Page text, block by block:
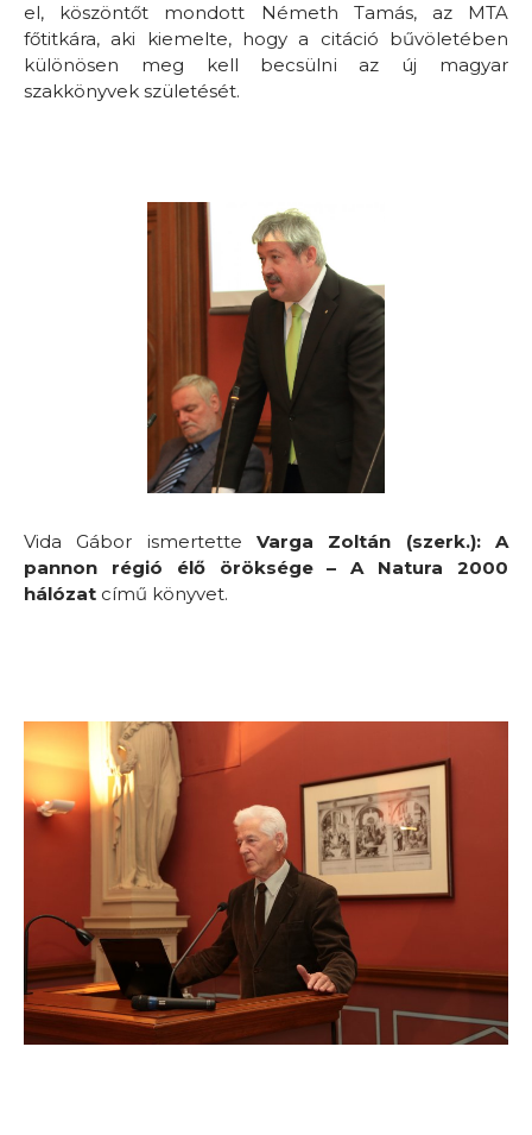
el, köszöntőt mondott Németh Tamás, az MTA
főtitkára, aki kiemelte, hogy a citáció bűvöletében
különösen meg kell becsülni az új magyar
szakkönyvek születését.
Vida Gábor ismertette Varga Zoltán (szerk.): A
pannon régió élő öröksége – A Natura 2000
hálózat című könyvet.